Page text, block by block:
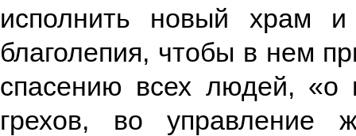
исполнить новый храм
благолепия, чтобы в нем
спасению всех людей, «о
грехов, во управление